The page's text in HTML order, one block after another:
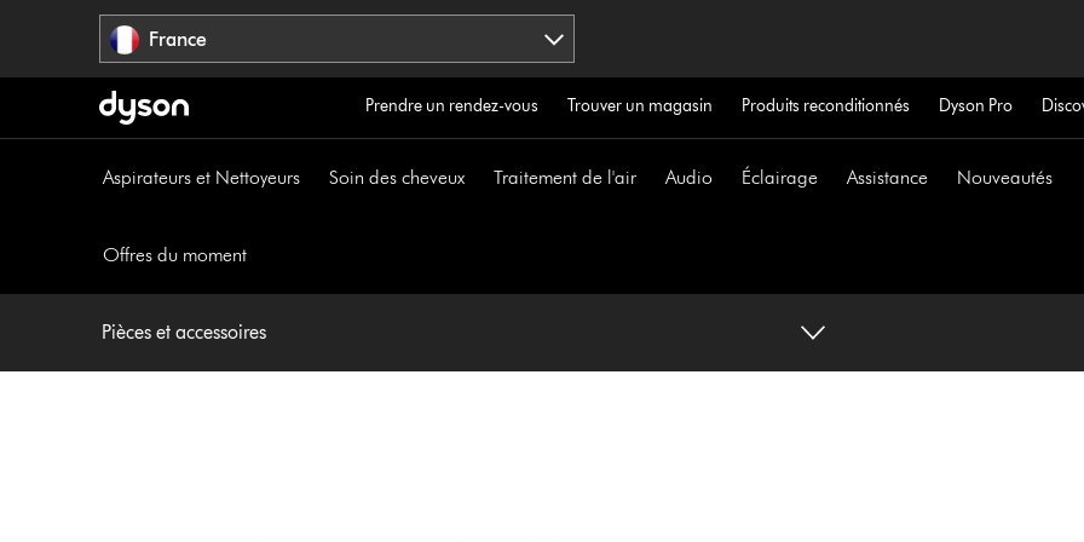
France
Prendre un rendez-vous Trouver un magasin Produits reconditionnés Dyson Pro
Aspirateurs et Nettoyeurs Soin des cheveux Traitement de l'air Audio Éclairage Assistance Nouveautés
Offres du moment
Pièces et accessoires